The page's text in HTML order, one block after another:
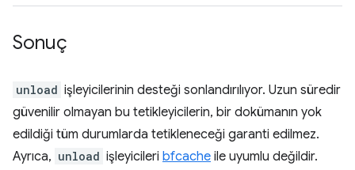
Sonuç
unload işleyicilerinin desteği sonlandırılıyor. Uzun süredir
güvenilir olmayan bu tetikleyicilerin, bir dokümanın yok
edildiği tüm durumlarda tetikleneceği garanti edilmez.
Ayrıca, unload işleyicileri bfcache ile uyumlu değildir.